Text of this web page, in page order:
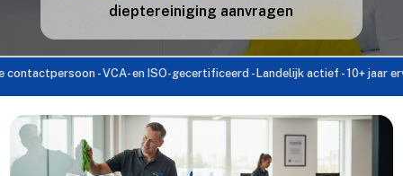
dieptereiniging aanvragen
- VCA- en ISO-gecertificeerd - Landelijk actief - 10+ jaar ervaring